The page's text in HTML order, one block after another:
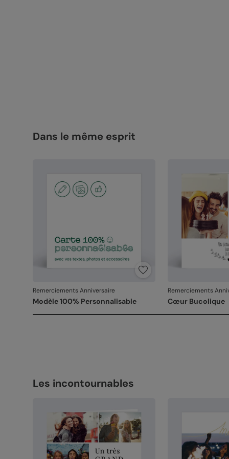
Dans le même esprit
Remerciements Anniversaire
Modèle 100% Personnalisable
Remerciements
Cœur Bucolique
Les incontournables